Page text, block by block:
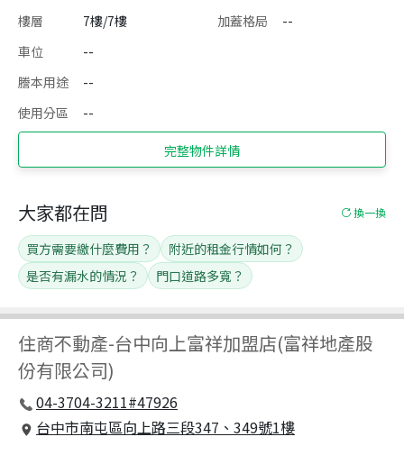
樓層
7樓/7樓 加蓋格局
--
車位
--
謄本用途
--
使用分區
--
完整物件詳情
住商不動產-台中向上富祥加盟店(富祥地產股
份有限公司)
04-3704-3211#47926
台中市南屯區向上路三段347、349號1樓
大家都在問 換一換
買方需要繳什麼費用？
附近的租金行情如何？
是否有漏水的情況？
門口道路多寬？